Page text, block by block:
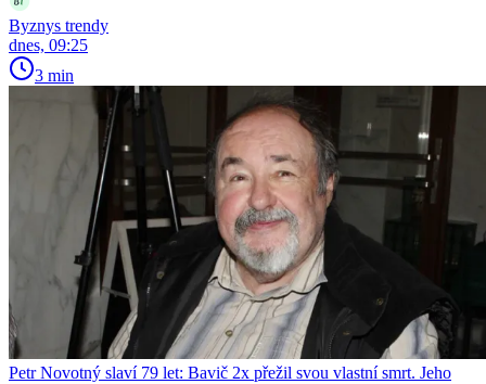
Byznys trendy
dnes, 09:25
3 min
Petr Novotný slaví 79 let: Bavič 2x přežil svou vlastní smrt. Jeho